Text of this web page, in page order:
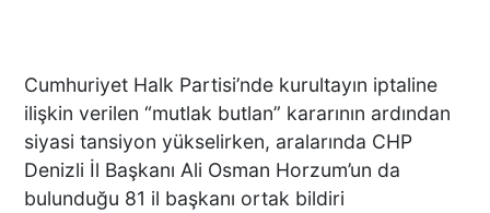
Cumhuriyet Halk Partisi’nde kurultayın iptaline
ilişkin verilen “mutlak butlan” kararının ardından
siyasi tansiyon yükselirken, aralarında CHP
Denizli İl Başkanı Ali Osman Horzum’un da
bulunduğu 81 il başkanı ortak bildiri